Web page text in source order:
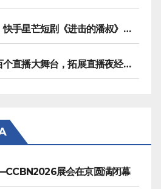
聚焦中老年二次成长，快手星芒短剧《进击的潘叔》诠释银发力量
快手将在全国落地上百个直播大舞台，拓展直播夜经济生态
展会在京圆满闭幕